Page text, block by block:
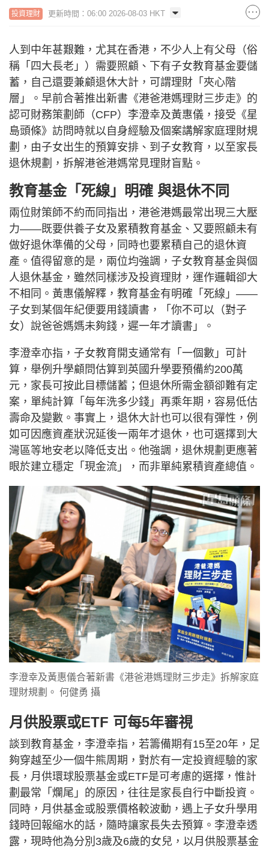
投資理財 更新時間：06:00 2026-08-03 HKT
人到中年甚艱難，尤其在香港，不少人上有父母（俗
稱「四大長老」）需要照顧、下有子女教育基金要儲
蓄，自己還要兼顧退休大計，可謂理財「夾心階
層」。早前合著推出新書《港爸港媽理財三步走》的
認可財務策劃師（CFP）李澄幸及黃惠儀，接受《星
島頭條》訪問時就以自身經驗及個案講解家庭理財規
劃，由子女出生的預算安排、到子女教育，以至家長
退休規劃，拆解港爸港媽常見理財盲點。
教育基金「死線」明確 與退休不同
兩位財策師不約而同指出，港爸港媽最常出現三大壓
力——既要供養子女及累積教育基金、又要照顧未有
做好退休準備的父母，同時也要累積自己的退休資
產。值得留意的是，兩位均強調，子女教育基金與個
人退休基金，雖然同樣涉及投資理財，運作邏輯卻大
不相同。黃惠儀解釋，教育基金有明確「死線」——
子女到某個年紀便要用錢讀書，「你不可以（對子
女）說爸爸媽媽未夠錢，遲一年才讀書」。
李澄幸亦指，子女教育開支通常有「一個數」可計
算，舉例升學顧問估算到英國升學要預備約200萬
元，家長可按此目標儲蓄；但退休所需金額卻難有定
案，單純計算「每年洗多少錢」再乘年期，容易低估
壽命及變數。事實上，退休大計也可以很有彈性，例
如可因應資產狀況延後一兩年才退休，也可選擇到大
灣區等地安老以降低支出。他強調，退休規劃更應著
眼於建立穩定「現金流」，而非單純累積資產總值。
李澄幸及黃惠儀合著新書《港爸港媽理財三步走》拆解家庭
理財規劃。 何健勇 攝
月供股票或ETF 可每5年審視
談到教育基金，李澄幸指，若籌備期有15至20年，足
夠穿越至少一個牛熊周期，對於有一定投資經驗的家
長，月供環球股票基金或ETF是可考慮的選擇，惟計
劃最常「爛尾」的原因，往往是家長自行中斷投資。
同時，月供基金或股票價格較波動，遇上子女升學用
錢時回報縮水的話，隨時讓家長失去預算。李澄幸透
露，現時他為分別3歲及6歲的女兒，以月供股票基金